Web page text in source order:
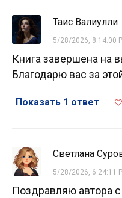
Таис Валиулли
5/28/2026, 8:14:00
Книга завершена на
Благодарю вас за
Показать 1 ответ
Светлана
5/28/2026, 6:24:11
Поздравляю автора